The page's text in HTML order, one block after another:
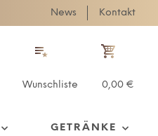
News Kontakt
Wunschliste 0,00 €
GETRÄNKE